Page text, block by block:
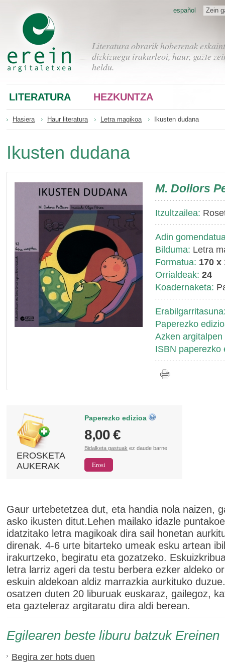
Literatura obrarik hoberenak
dizkizuegu irakurleoi, haur, gazte
heldu.
Zein
español
LITERATURA HEZKUNTZA
Hasiera Haur literatura Letra magikoa Ikusten dudana
Ikusten dudana
M. Dollors
Itzultzailea:
Adin
Bilduma: Letra
Formatua: 170 x
Orrialdeak: 24
Koadernaketa:
Paperezko
Azken argitalpen
ISBN paperezko
EROSKETA
AUKERAK
Paperezko edizioa
8,00 €
Bidalketa gastuak ez daude barne
Gaur urtebetetzea dut, eta handia nola naizen,
asko ikusten ditut.Lehen mailako idazle
idatzitako letra magikoak dira sail honetan
direnak. 4-6 urte bitarteko umeak esku artean
irakurtzeko, begiratu eta gozatzeko.
letra larriz ageri da testu berbera ezker aldeko
eskuin aldekoan aldiz marrazkia aurkituko
osatzen duten 20 liburuak euskaraz, gailegoz,
eta gazteleraz argitaratu dira aldi berean.
Egilearen beste liburu batzuk Ereinen
Begira zer hots duen